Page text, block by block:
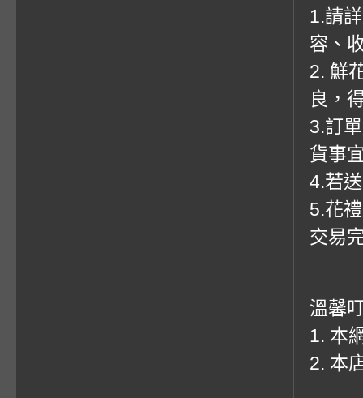
1.請
容、
2. 鮮
良，
3.訂
貨事
4.若
5.花
交易
溫馨
1. 本
2. 本